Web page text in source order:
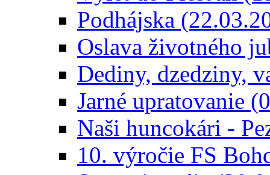
Podhájska
Oslava životného
Dediny, dzedziny,
Jarné upratovanie
Naši huncokári -
10. výročie FS